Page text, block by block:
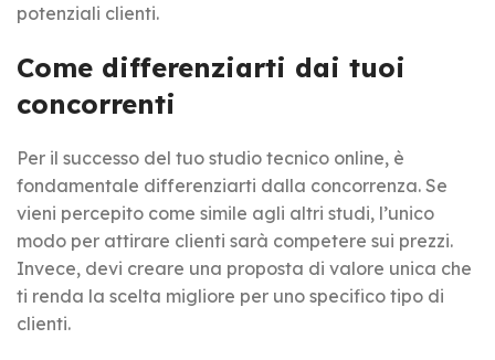
potenziali clienti.
Come differenziarti dai tuoi
concorrenti
Per il successo del tuo studio tecnico online, è
fondamentale differenziarti dalla concorrenza. Se
vieni percepito come simile agli altri studi, l’unico
modo per attirare clienti sarà competere sui prezzi.
Invece, devi creare una proposta di valore unica che
ti renda la scelta migliore per uno specifico tipo di
clienti.